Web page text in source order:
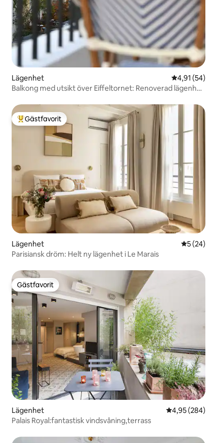
Lägenhet 4,91 av 5 i
4,91 (54)
Balkong med utsikt över Eiffeltornet: Renoverad lägenhet
Populär gästfavorit
Gästfavorit
Lägenhet 5 av 5 i
5 (24)
Parisiansk dröm: Helt ny lägenhet i Le Marais
Gästfavorit
Gästfavorit
Lägenhet 4,95 av 5 i
4,95 (284)
Palais Royal:fantastisk vindsvåning,terrass